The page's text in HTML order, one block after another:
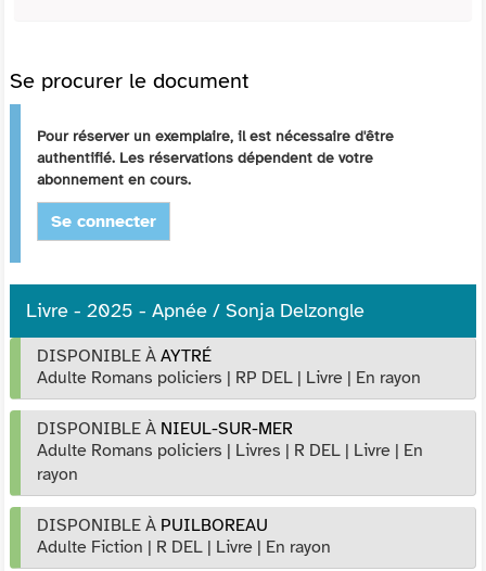
Se procurer le document
Pour réserver un exemplaire, il est nécessaire d'être
authentifié. Les réservations dépendent de votre
abonnement en cours.
Se connecter
Livre - 2025 - Apnée / Sonja Delzongle
DISPONIBLE À AYTRÉ
Adulte Romans policiers | RP DEL | Livre | En rayon
DISPONIBLE À NIEUL-SUR-MER
Adulte Romans policiers | Livres | R DEL | Livre | En
rayon
DISPONIBLE À PUILBOREAU
Adulte Fiction | R DEL | Livre | En rayon